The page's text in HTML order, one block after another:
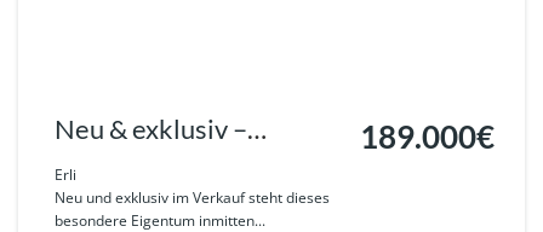
Neu & exklusiv –
Mehrfamilienobjekt in
traumhafter Lage im
Erli
Neu und exklusiv im Verkauf steht dieses
besondere Eigentum inmitten...
189.000€